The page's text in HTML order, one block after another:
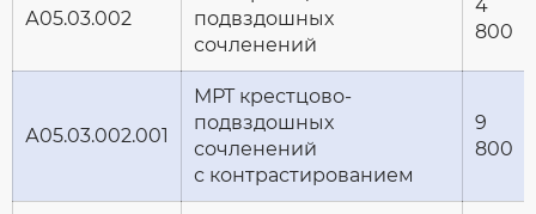
А05.03.002
подвздошных
сочленений
4
800
А05.03.002.001
МРТ крестцово-
подвздошных
сочленений
с контрастированием
9
800